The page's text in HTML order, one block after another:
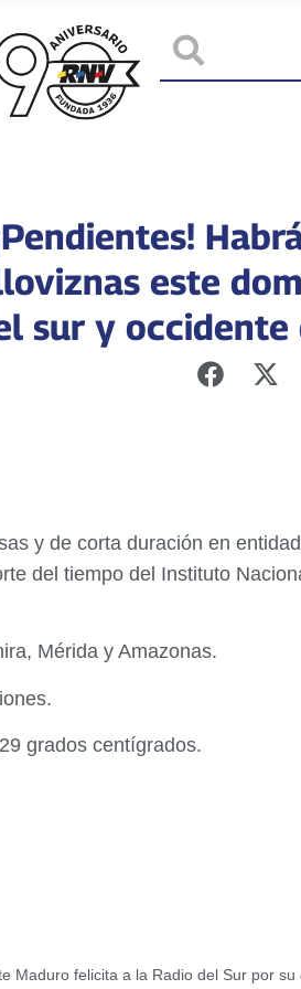
este
sur y occidente
y de corta duración en
del tiempo del Instituto
Mérida y Amazonas.
grados centígrados.
Maduro felicita a la Radio del Sur por